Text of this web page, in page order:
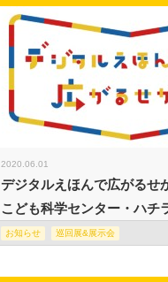
2020.06.01
デジタルえほんで広がるせ
こども科学センター・ハチ
お知らせ 巡回展&展示会